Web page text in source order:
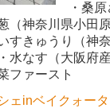
・桑
（神奈川県小田
きゅうり（神
水なす（大阪
ファースト
ェinベイクォー